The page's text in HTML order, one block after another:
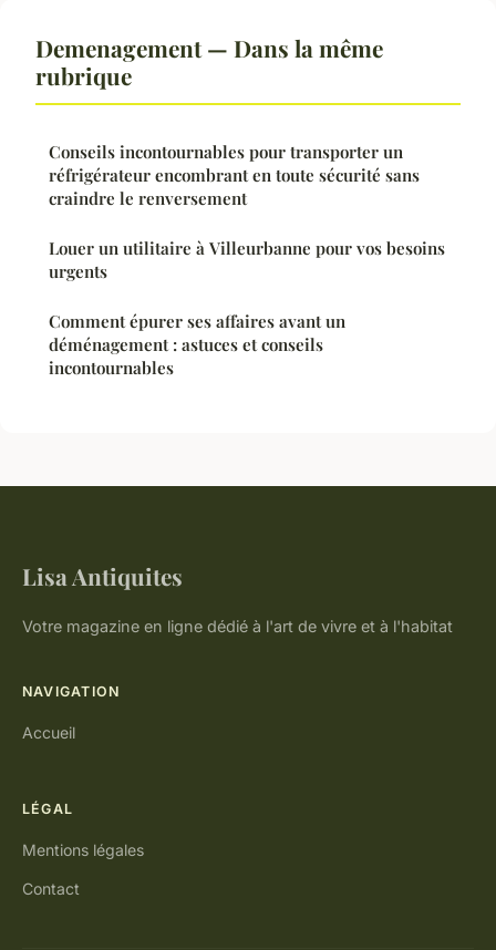
Demenagement — Dans la même
rubrique
Conseils incontournables pour transporter un
réfrigérateur encombrant en toute sécurité sans
craindre le renversement
Louer un utilitaire à Villeurbanne pour vos besoins
urgents
Comment épurer ses affaires avant un
déménagement : astuces et conseils
incontournables
Lisa Antiquites
Votre magazine en ligne dédié à l'art de vivre et à l'habitat
NAVIGATION
Accueil
LÉGAL
Mentions légales
Contact